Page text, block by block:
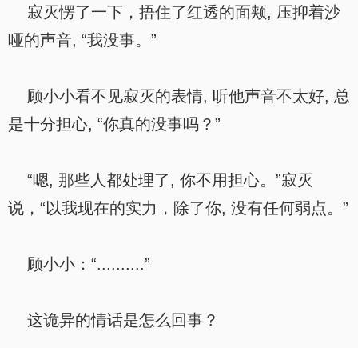
寂灭愣了一下，捂住了红透的面颊, 压抑着沙
哑的声音, “我没事。”
顾小小看不见寂灭的表情, 听他声音不太好, 总
是十分担心, “你真的没事吗？”
“嗯, 那些人都处理了, 你不用担心。”寂灭
说，“以我现在的实力，除了你, 没有任何弱点。”
顾小小：“..........”
这诡异的情话是怎么回事？